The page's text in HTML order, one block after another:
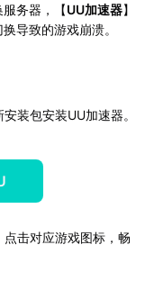
服务器，【UU加速器】
导致的游戏崩溃。
装包安装UU加速器。
击对应游戏图标，畅